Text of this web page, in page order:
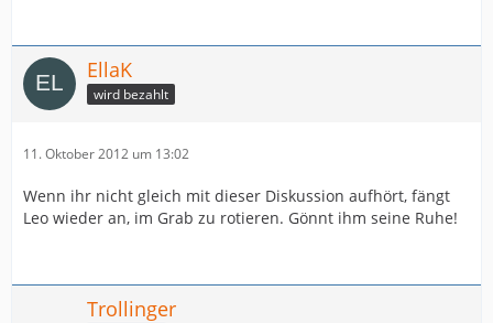
EllaK
wird bezahlt
11. Oktober 2012 um 13:02
Wenn ihr nicht gleich mit dieser Diskussion aufhört, fängt
Leo wieder an, im Grab zu rotieren. Gönnt ihm seine Ruhe!
Trollinger